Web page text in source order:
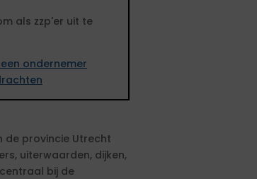
als zzp'er uit te
ondernemer
de provincie Utrecht
uiterwaarden, dijken,
bij de